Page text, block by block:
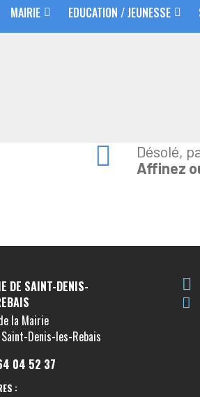
MAIRIE EDUCATION / JEUNESSE
Désolé,
Affinez
DE SAINT-DENIS-
la Mairie
Denis-les-Rebais
04 52 37
: